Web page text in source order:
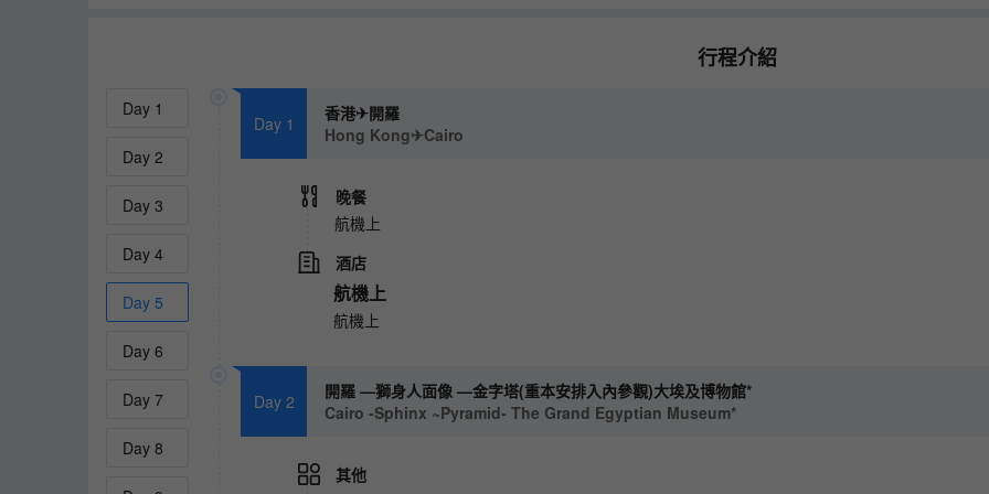
行程介紹
Day 1
Day 2
Day 3
Day 4
Day 5
Day 6
Day 7
Day 8
Day 1
香港✈開羅
Hong Kong✈Cairo
晚餐
航機上
酒店
航機上
航機上
Day 2
開羅 —獅身人面像 —金字塔(重本安排入內參觀)大埃及博物館*
Cairo -Sphinx ~Pyramid- The Grand Egyptian Museum*
其他